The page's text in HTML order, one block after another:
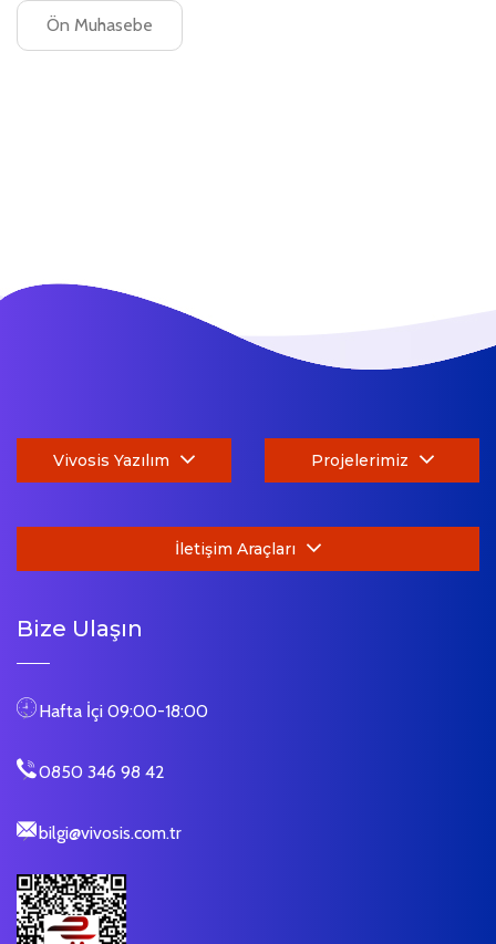
Ön Muhasebe
Vivosis Yazılım Projelerimiz
İletişim Araçları
Bize Ulaşın
Hafta İçi 09:00-18:00
0850 346 98 42
bilgi@vivosis.com.tr